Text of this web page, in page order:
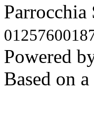
Powered
Based on